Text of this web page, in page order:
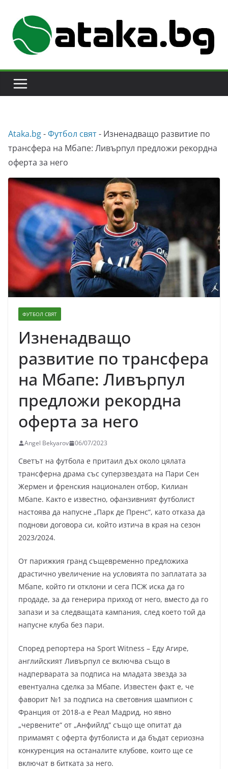
content
Аtaka.bg-Футбол свят- Изненадващо развитие по
трансфера на Мбапе: Ливърпул предложи рекордна
оферта за него
ФУТБОЛ СВЯТ
Изненадващо
развитие по трансфера
на Мбапе: Ливърпул
предложи рекордна
оферта за него
Angel Bekyarov 06/07/2023
Светът на футбола е притаил дъх около цялата
трансферна драма със суперзвездата на Пари Сен
Жермен и френския национален отбор, Килиан
Мбапе. Както е известно, офанзивният футболист
настоява да напусне „Парк де Пренс“, като отказа да
поднови договора си, който изтича в края на сезон
2023/2024.
От парижкия гранд същевременно предложиха
драстично увеличение на условията по заплатата за
Мбапе, който ги отклони и сега ПСЖ иска да го
продаде, за да генерира приход от него, вместо да го
запази и за следващата кампания, след което той да
напусне клуба без пари.
Според репортера на Sport Witness – Еду Агире,
английският Ливърпул се включва също в
надперварата за подписа на младата звезда за
евентуална сделка за Мбапе. Известен факт е, че
фаворит №1 за подписа на световния шампион с
Франция от 2018-а е Реал Мадрид, но явно
„червените“ от „Анфийлд“ също ще опитат да
примамят с оферта футболиста и да бъдат сериозна
конкуренция на останалите клубове, които ще се
включат в битката за него.